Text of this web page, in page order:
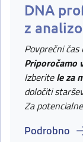
DNA
z
Povprečni
Priporočamo
Izberitele za
določiti
Za
Podrobno